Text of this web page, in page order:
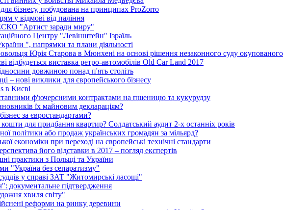
бізнесу, побудована на принципах ProZorro
у відмові від паління
"Артист заради миру"
Центру "Левінштейн" Ізраїль
", напрямки та плани діяльності
Юрія Старова в Мюнхені на основі рішення незаконного суду
відбудеться виставка ретро-автомобілів Old Car Land 2017
довжиною понад п'ять століть
– нові виклики для європейського бізнесу
в Києві
ф'ючерсними контрактами на пшеницю та кукурудзу
їх майновим деклараціям?
за євростандартами?
для придбання квартир? Солдатський аудит 2-х останніх років
політики або продаж українських громадян за мільярд?
економіки при переході на європейські технічні стандарти
його відставки в 2017 – погляд експертів
практики з Польщі та України
"Україна без сепаратизму"
у справі ЗАТ "Житомирські ласощі"
документальне підтвердження
хвиля світу"
реформи на ринку деревини